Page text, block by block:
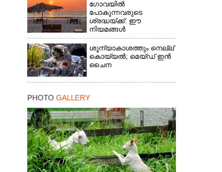
ഗോവയിൽ
പോകുന്നവരുടെ
ശ്രദ്ധയ്ക്ക്: ഈ
നിയമങ്ങൾ
പാലിക്കാത്തവർക്ക്
ഇനിമുതൽ ഒരു ലക്ഷം
രൂപവരെ പിഴ
ശൂന്യാകാശത്തും നെല്ല്
കൊയ്യൽ; മെയ്‌ഡ് ഇൻ
ചൈന
PHOTO GALLERY